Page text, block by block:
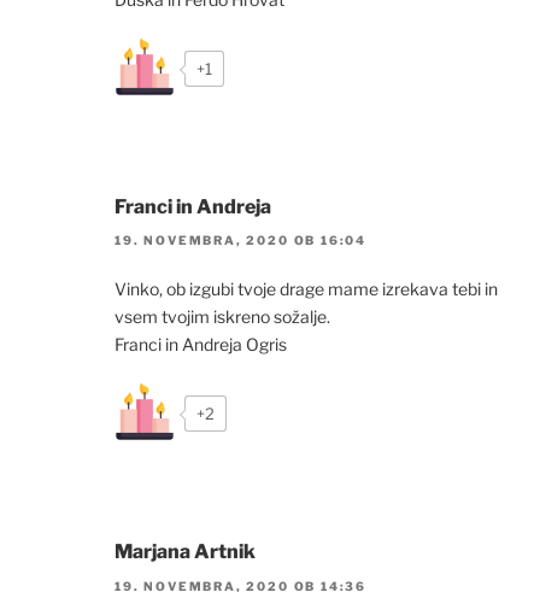
+1
Franci in Andreja
19. NOVEMBRA, 2020 OB 16:04
Vinko, ob izgubi tvoje drage mame izrekava tebi in
vsem tvojim iskreno sožalje.
Franci in Andreja Ogris
+2
Marjana Artnik
19. NOVEMBRA, 2020 OB 14:36